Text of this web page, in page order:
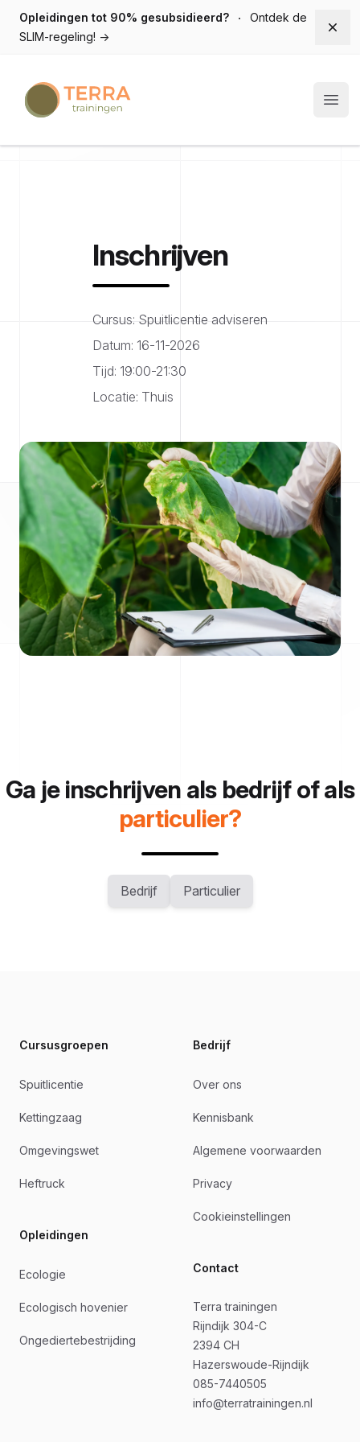
Opleidingen tot 90% gesubsidieerd?
Ontdek de
SLIM-regeling! →
Terra trainingen
Inschrijven
Cursus: Spuitlicentie adviseren
Datum: 16-11-2026
Tijd: 19:00-21:30
Locatie: Thuis
Ga je inschrijven als bedrijf of als
particulier?
Bedrijf Particulier
Cursusgroepen
Spuitlicentie
Kettingzaag
Omgevingswet
Heftruck
Opleidingen
Ecologie
Ecologisch hovenier
Ongediertebestrijding
Bedrijf
Over ons
Kennisbank
Algemene voorwaarden
Privacy
Cookieinstellingen
Contact
Terra trainingen
Rijndijk 304-C
2394 CH
Hazerswoude-Rijndijk
085-7440505
info@terratrainingen.nl